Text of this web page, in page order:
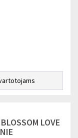
LOVE